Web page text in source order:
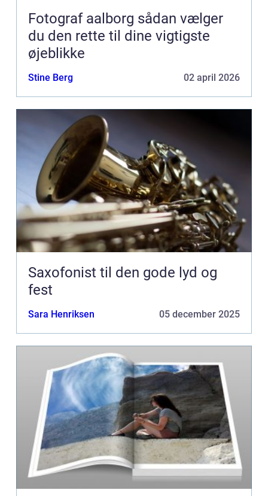
Fotograf aalborg sådan vælger
du den rette til dine vigtigste
øjeblikke
Stine Berg 02 april 2026
Saxofonist til den gode lyd og
fest
Sara Henriksen 05 december 2025